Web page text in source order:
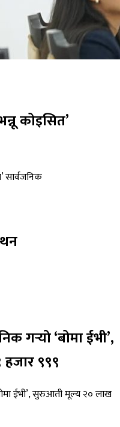
कोइसित’
गर्‍यो ‘बोमा ईभी’,
९९९